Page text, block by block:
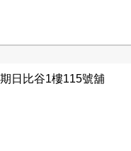
日比谷1樓115號舖